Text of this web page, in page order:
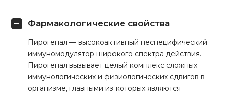
Фармакологические свойства
Пирогенал — высокоактивный неспецифический
иммуномодулятор широкого спектра действия.
Пирогенал вызывает целый комплекс сложных
иммунологических и физиологических сдвигов в
организме, главными из которых являются